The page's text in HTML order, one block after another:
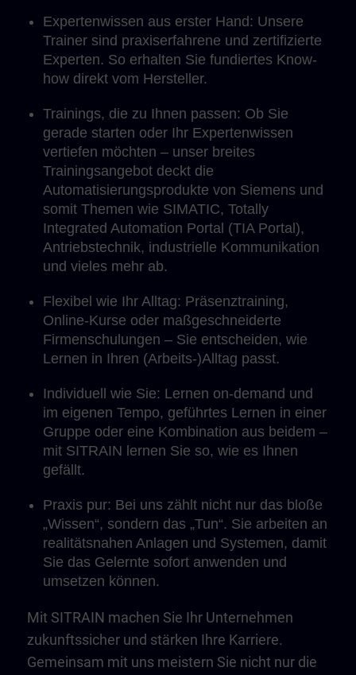
Expertenwissen aus erster Hand: Unsere
Trainer sind praxiserfahrene und zertifizierte
Experten. So erhalten Sie fundiertes Know-
how direkt vom Hersteller.
Trainings, die zu Ihnen passen: Ob Sie
gerade starten oder Ihr Expertenwissen
vertiefen möchten – unser breites
Trainingsangebot deckt die
Automatisierungsprodukte von Siemens und
somit Themen wie SIMATIC, Totally
Integrated Automation Portal (TIA Portal),
Antriebstechnik, industrielle Kommunikation
und vieles mehr ab.
Flexibel wie Ihr Alltag: Präsenztraining,
Online-Kurse oder maßgeschneiderte
Firmenschulungen – Sie entscheiden, wie
Lernen in Ihren (Arbeits-)Alltag passt.
Individuell wie Sie: Lernen on-demand und
im eigenen Tempo, geführtes Lernen in einer
Gruppe oder eine Kombination aus beidem –
mit SITRAIN lernen Sie so, wie es Ihnen
gefällt.
Praxis pur: Bei uns zählt nicht nur das bloße
„Wissen“, sondern das „Tun“. Sie arbeiten an
realitätsnahen Anlagen und Systemen, damit
Sie das Gelernte sofort anwenden und
umsetzen können.
Mit SITRAIN machen Sie Ihr Unternehmen
zukunftssicher und stärken Ihre Karriere.
Gemeinsam mit uns meistern Sie nicht nur die